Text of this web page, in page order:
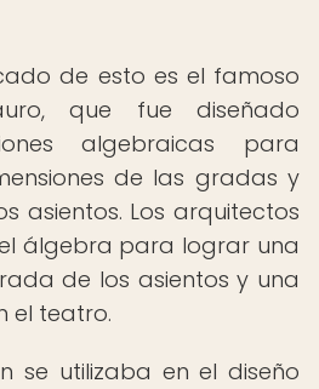
de esto es el famoso
que fue diseñado
algebraicas para
de las gradas y
asientos. Los arquitectos
álgebra para lograr una
de los asientos y una
el teatro.
se utilizaba en el diseño